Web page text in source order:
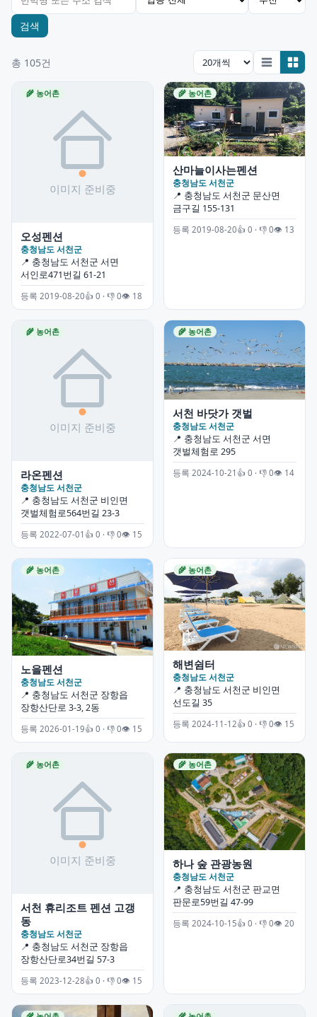
검색
총 105건
🌾 농어촌
오성펜션
충청남도 서천군
📍 충청남도 서천군 서면
서인로471번길 61-21
등록 2019-08-20👍 0 · 👎 0👁 18
🌾 농어촌
산마늘이사는펜션
충청남도 서천군
📍 충청남도 서천군 문산면
금구길 155-131
등록 2019-08-20👍 0 · 👎 0👁 13
🌾 농어촌
라온펜션
충청남도 서천군
📍 충청남도 서천군 비인면
갯벌체험로564번길 23-3
등록 2022-07-01 👍 0 · 👎 0👁 15
🌾 농어촌
서천 바닷가 갯벌
충청남도 서천군
📍 충청남도 서천군 서면
갯벌체험로 295
등록 2024-10-21 👍 0 · 👎 0👁 14
🌾 농어촌
노을펜션
충청남도 서천군
📍 충청남도 서천군 장항읍
장항산단로 3-3, 2동
등록 2026-01-19👍 0 · 👎 0👁 15
🌾 농어촌
해변쉼터
충청남도 서천군
📍 충청남도 서천군 비인면
선도길 35
등록 2024-11-12👍 0 · 👎 0👁 15
🌾 농어촌
서천 휴리조트 펜션 고갱
동
충청남도 서천군
📍 충청남도 서천군 장항읍
장항산단로34번길 57-3
등록 2023-12-28👍 0 · 👎 0👁 15
🌾 농어촌
하나 숲 관광농원
충청남도 서천군
📍 충청남도 서천군 판교면
판문로59번길 47-99
등록 2024-10-15👍 0 · 👎 0👁 20